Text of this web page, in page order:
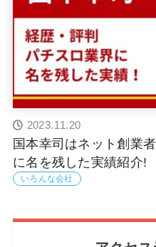
2023.11.20
国本幸司はネット創業
に名を残した実績紹介!
いろんな会社